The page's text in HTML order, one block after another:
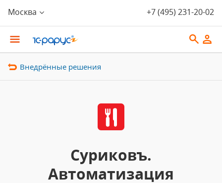
Москва +7 (495) 231-20-02
Внедрённые решения
Суриковъ.
Автоматизация